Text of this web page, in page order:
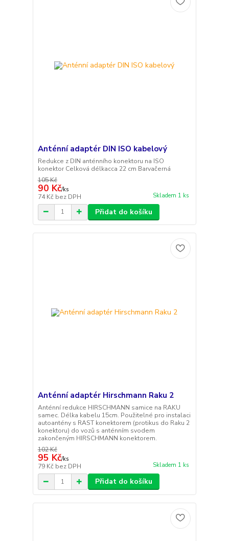
Anténní adaptér DIN ISO kabelový
Redukce z DIN anténního konektoru na ISO
konektor Celková délkacca 22 cm Barvačerná
105 Kč
90 Kč/ks
74 Kč bez DPH Skladem 1 ks
Přidat do košíku
Anténní adaptér Hirschmann Raku 2
Anténní redukce HIRSCHMANN samice na RAKU
samec. Délka kabelu 15cm. Použitelné pro instalaci
autoantény s RAST konektorem (protikus do Raku 2
konektoru) do vozů s anténním svodem
zakončeným HIRSCHMANN konektorem.
102 Kč
95 Kč/ks
79 Kč bez DPH Skladem 1 ks
Přidat do košíku